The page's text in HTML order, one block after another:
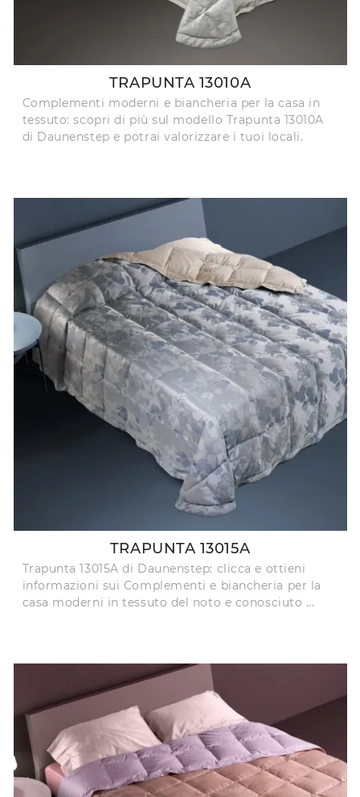
TRAPUNTA 13010A
Complementi moderni e biancheria per la casa in
tessuto: scopri di più sul modello Trapunta 13010A
di Daunenstep e potrai valorizzare i tuoi locali.
TRAPUNTA 13015A
Trapunta 13015A di Daunenstep: clicca e ottieni
informazioni sui Complementi e biancheria per la
casa moderni in tessuto del noto e conosciuto ...